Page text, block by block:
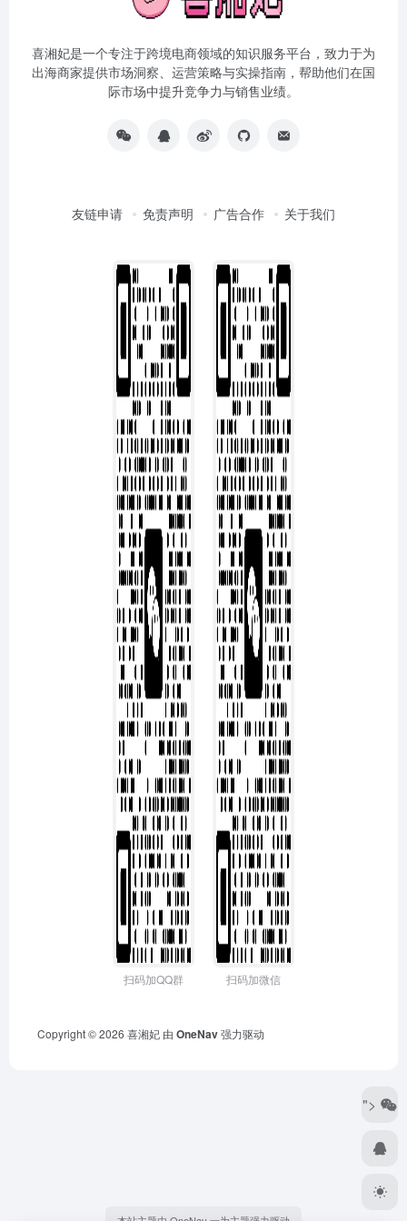
喜湘妃是一个专注于跨境电商领域的知识服务平台，致力于为
出海商家提供市场洞察、运营策略与实操指南，帮助他们在国
际市场中提升竞争力与销售业绩。
友链申请 免责声明 广告合作 关于我们
扫码加QQ群 扫码加微信
Copyright © 2026 喜湘妃 由 OneNav强力驱动
">